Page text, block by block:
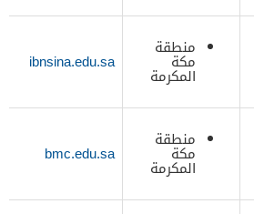
منطقة
مكة
المكرمة
ibnsina.edu.sa
منطقة
مكة
المكرمة
bmc.edu.sa